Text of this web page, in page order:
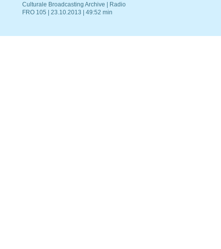
Culturale Broadcasting Archive | Radio
FRO 105 | 23.10.2013 | 49:52 min